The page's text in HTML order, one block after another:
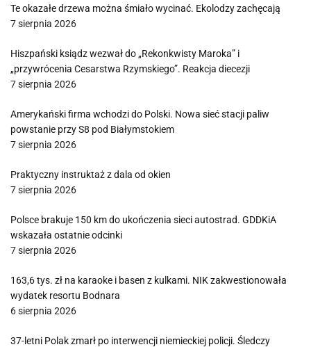
Te okazałe drzewa można śmiało wycinać. Ekolodzy zachęcają
7 sierpnia 2026
Hiszpański ksiądz wezwał do „Rekonkwisty Maroka” i
„przywrócenia Cesarstwa Rzymskiego”. Reakcja diecezji
7 sierpnia 2026
Amerykański firma wchodzi do Polski. Nowa sieć stacji paliw
powstanie przy S8 pod Białymstokiem
7 sierpnia 2026
Praktyczny instruktaż z dala od okien
7 sierpnia 2026
Polsce brakuje 150 km do ukończenia sieci autostrad. GDDKiA
wskazała ostatnie odcinki
7 sierpnia 2026
163,6 tys. zł na karaoke i basen z kulkami. NIK zakwestionowała
wydatek resortu Bodnara
6 sierpnia 2026
37-letni Polak zmarł po interwencji niemieckiej policji. Śledczy